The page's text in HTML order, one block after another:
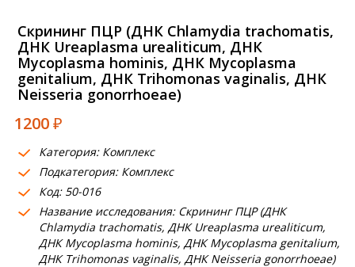
Получить результат
Пациентам
О компании
Где сдать
Партнерам
Cкрининг ПЦР (ДНК Chlamydia trachomatis,
ДНК Ureaplasma urealiticum, ДНК
Mycoplasma hominis, ДНК Mycoplasma
genitalium, ДНК Trihomonas vaginalis, ДНК
Neisseria gonorrhoeae)
1200₽
Категория: Комплекс
Подкатегория: Комплекс
Код: 50-016
Название исследования: Cкрининг ПЦР (ДНК
Chlamydia trachomatis, ДНК Ureaplasma urealiticum,
ДНК Mycoplasma hominis, ДНК Mycoplasma genitalium,
ДНК Trihomonas vaginalis, ДНК Neisseria gonorrhoeae)